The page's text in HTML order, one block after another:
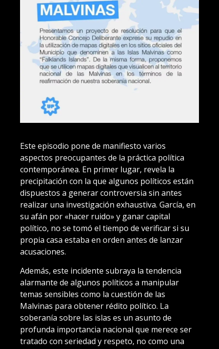
Este episodio pone de manifiesto varios
aspectos preocupantes de la práctica política
contemporánea. En primer lugar, revela la
precipitación con la que algunos políticos están
dispuestos a generar controversia sin antes
realizar una investigación exhaustiva. García, en
su afán por «hacer ruido» y ganar capital
político, no se tomó el tiempo de verificar si su
propia casa estaba en orden antes de lanzar
acusaciones.
Además, este incidente subraya la tendencia
alarmante de algunos políticos a manipular
temas sensibles como la cuestión de las
Malvinas para obtener rédito político. La
soberanía sobre las islas es un asunto de
profunda importancia nacional que merece ser
tratado con seriedad y respeto, no como una